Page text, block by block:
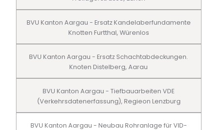
BVU Kanton Aargau - Ersatz Kandelaberfundamente
Knotten Furtthal, Würenlos
BVU Kanton Aargau - Ersatz Schachtabdeckungen.
Knoten Distelberg, Aarau
BVU Kanton Aargau - Tiefbauarbeiten VDE
(Verkehrsdatenerfassung), Regieon Lenzburg
BVU Kanton Aargau - Neubau Rohranlage für VID-